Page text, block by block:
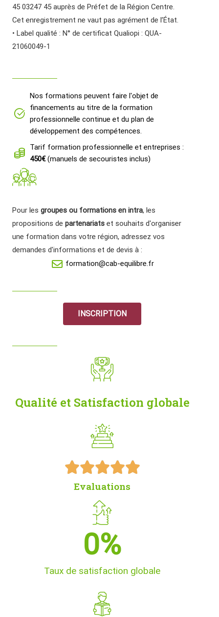
45 03247 45 auprès de Préfet de la Région Centre.
Cet enregistrement ne vaut pas agrément de l’État.
• Label qualité : N° de certificat Qualiopi : QUA-
21060049-1
Nos formations peuvent faire l'objet de
financements au titre de la formation
professionnelle continue et du plan de
développement des compétences.
Tarif formation professionnelle et entreprises :
450€(manuels de secouristes inclus)
Pour les groupes ou formations en intra, les
propositions de partenariats et souhaits d'organiser
une formation dans votre région, adressez vos
demandes d'informations et de devis à :
formation@cab-equilibre.fr
INSCRIPTION
Qualité et Satisfaction globale

Evaluations
0%
Taux de satisfaction globale